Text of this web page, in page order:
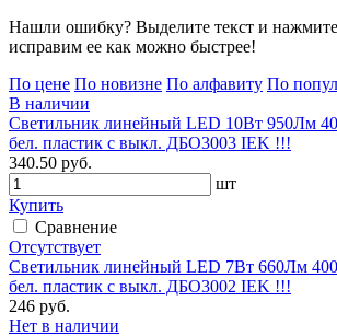
Нашли ошибку? Выделите текст и
исправим ее как можно быстрее!
По цене По новизне По алфавиту По
В наличии
Светильник линейный LED 10Вт 950Лм
бел. пластик с выкл. ДБО3003 IEK !!!
340.50 руб.
шт
Купить
Сравнение
Отсутствует
Светильник линейный LED 7Вт 660Лм
бел. пластик с выкл. ДБО3002 IEK !!!
246 руб.
Нет в наличии